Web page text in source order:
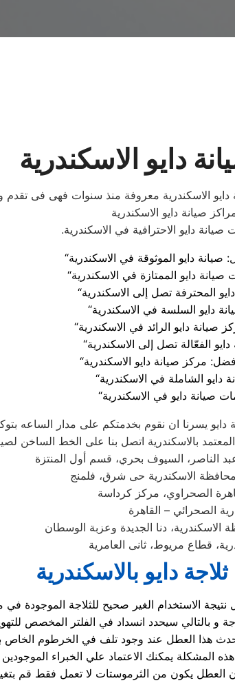
دايو الاسكندرية
الاسكندرية معروفة منذ سنوات فهى فى
صيانة دايو الاسكندرية
دايو يسرنا ان نقوم بخدمتكم على مدار الساعه
الناصر، السيوف بحري، قسم أول المنتزة
الصحراوي، مركز كرداسة
الصحرائي – القاهرة
قطاع مريوط، ثانى العامرية
دايو بالاسكندرية
الاستخدام الغير صحيح للثلاجة الموجودة في